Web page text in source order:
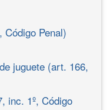
Penal)
juguete (art. 166,
inc. 1º, Código